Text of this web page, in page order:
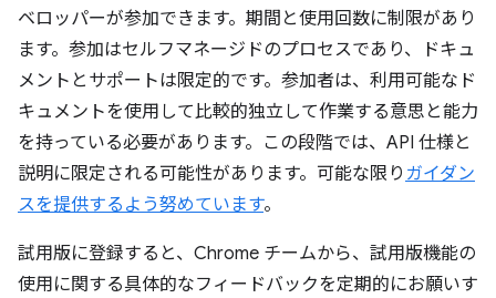
ベロッパーが参加できます。期間と使用回数に制限があり
ます。参加はセルフマネージドのプロセスであり、ドキュ
メントとサポートは限定的です。参加者は、利用可能なド
キュメントを使用して比較的独立して作業する意思と能力
を持っている必要があります。この段階では、API 仕様と
説明に限定される可能性があります。可能な限り ガイダン
スを提供するよう努めています。
試用版に登録すると、Chrome チームから、試用版機能の
使用に関する具体的なフィードバックを定期的にお願いす